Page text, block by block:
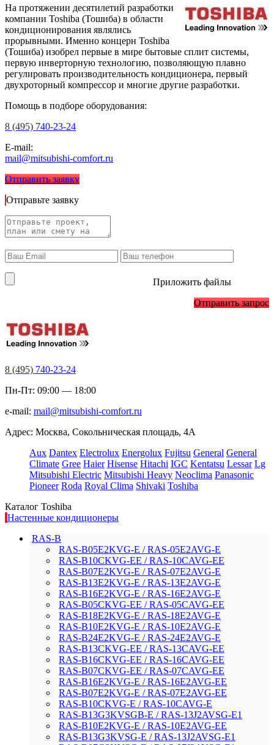
На протяжении десятилетий разработки
компании Toshiba (Тошиба) в области
кондиционирования являлись
прорывными. Именно концерн Toshiba
(Тошиба) изобрел первые в мире бытовые сплит системы,
первую инверторную технологию, позволяющую плавно
регулировать производительность кондиционера, первый
двухроторный компрессор и многие другие разработки.
Помощь в подборе оборудования:
8 (495) 740-23-24
E-mail:
mail@mitsubishi-comfort.ru
Отправить заявку
Отправьте заявку
Приложить файлы
Отправить запрос
8 (495) 740-23-24
Пн-Пт: 09:00 — 18:00
e-mail: mail@mitsubishi-comfort.ru
Адрес: Москва, Сокольническая площадь, 4А
Aux Dantex Electrolux Energolux Fujitsu General General
Climate Gree Haier Hisense Hitachi IGC Kentatsu Lessar Lg
Mitsubishi Electric Mitsubishi Heavy Neoclima Panasonic
Pioneer Roda Royal Clima Shivaki Toshiba
Каталог Toshiba
Настенные кондиционеры
RAS-B
RAS-B05E2KVG-E / RAS-05E2AVG-E
RAS-B10CKVG-EE / RAS-10CAVG-EE
RAS-B07E2KVG-E / RAS-07E2AVG-E
RAS-B13E2KVG-E / RAS-13E2AVG-E
RAS-B16E2KVG-E / RAS-16E2AVG-E
RAS-B05CKVG-EE / RAS-05CAVG-EE
RAS-B18E2KVG-E / RAS-18E2AVG-E
RAS-B10E2KVG-E / RAS-10E2AVG-E
RAS-B24E2KVG-E / RAS-24E2AVG-E
RAS-B13CKVG-EE / RAS-13CAVG-EE
RAS-B16CKVG-EE / RAS-16CAVG-EE
RAS-B07CKVG-EE / RAS-07CAVG-EE
RAS-B16E2KVG-E / RAS-16E2AVG-EE
RAS-B07E2KVG-E / RAS-07E2AVG-EE
RAS-B10CKVG-E / RAS-10CAVG-E
RAS-B13G3KVSGB-E / RAS-13J2AVSG-E1
RAS-B10E2KVG-E / RAS-10E2AVG-EE
RAS-B13G3KVSG-E / RAS-13J2AVSG-E1